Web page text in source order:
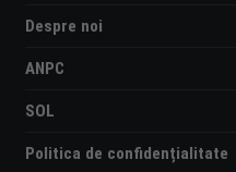
Despre noi
ANPC
SOL
Politica de confidențialitate